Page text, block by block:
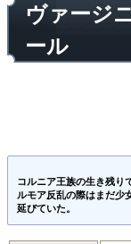
ヴァージ
ール
コルニア王族の生き残り
ルモア反乱の際はまだ少
延びていた。